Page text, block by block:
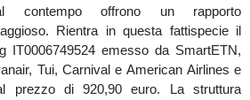
offrono un rapporto
Rientra in questa fattispecie il
IT0006749524 emesso da SmartETN,
Tui, Carnival e American Airlines e
prezzo di 920,90 euro. La struttura